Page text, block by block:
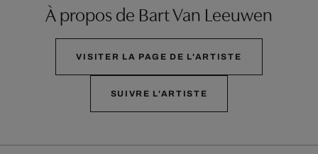
À propos de Bart Van Leeuwen
VISITER LA PAGE DE L'ARTISTE
SUIVRE L'ARTISTE